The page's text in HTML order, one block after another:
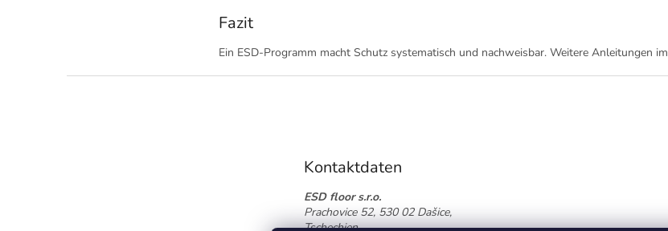
Fazit
Ein ESD-Programm macht Schutz systematisch und nachweisbar. Weitere Anleitungen im
Kontaktdaten
ESD floor s.r.o.
Prachovice 52, 530 02 Dašice,
Tschechien